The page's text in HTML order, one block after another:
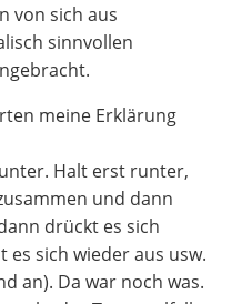
von sich aus
sinnvollen
meine Erklärung
Halt erst runter,
und dann
drückt es sich
sich wieder aus usw.
an). Da war noch was.